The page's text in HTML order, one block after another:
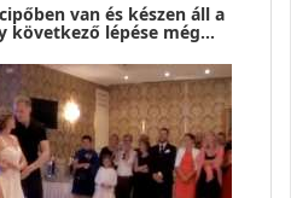
van és készen áll a
következő lépése még…